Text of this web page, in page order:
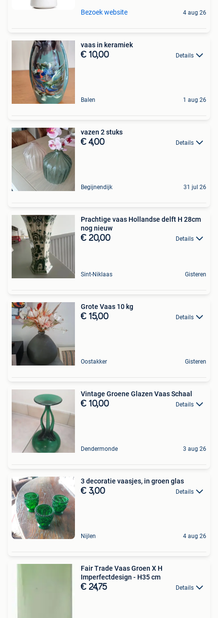
Bezoek website 4 aug 26
vaas in keramiek
€ 10,00 Details
Balen 1 aug 26
vazen 2 stuks
€ 4,00 Details
Begijnendijk 31 jul 26
Prachtige vaas Hollandse delft H 28cm
nog nieuw
€ 20,00 Details
Sint-Niklaas Gisteren
Grote Vaas 10 kg
€ 15,00 Details
Oostakker Gisteren
Vintage Groene Glazen Vaas Schaal
€ 10,00 Details
Dendermonde 3 aug 26
3 decoratie vaasjes, in groen glas
€ 3,00 Details
Nijlen 4 aug 26
Fair Trade Vaas Groen X H
Imperfectdesign - H35 cm
€ 24,75 Details